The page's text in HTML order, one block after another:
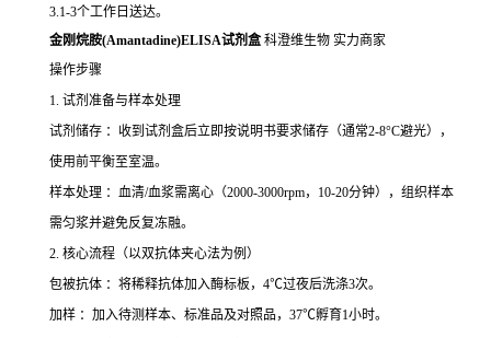
3.1-3个工作日送达。
金刚烷胺(Amantadine)ELISA试剂盒 科澄维生物 实力商家
操作步骤
1. 试剂准备与样本处理
试剂储存 ：收到试剂盒后立即按说明书要求储存（通常2-8°C避光），
使用前平衡至室温。
样本处理 ：血清/血浆需离心（2000-3000rpm，10-20分钟），组织样本
需匀浆并避免反复冻融。
2. 核心流程（以双抗体夹心法为例）
包被抗体 ：将稀释抗体加入酶标板，4℃过夜后洗涤3次。
加样 ：加入待测样本、标准品及对照品，37℃孵育1小时。